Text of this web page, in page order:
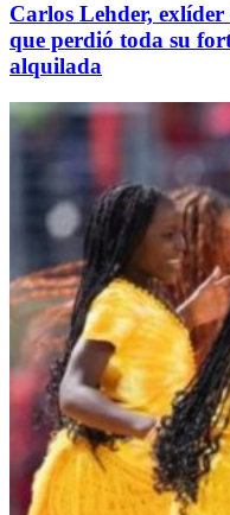
Carlos Lehder,
que perdió toda su
alquilada